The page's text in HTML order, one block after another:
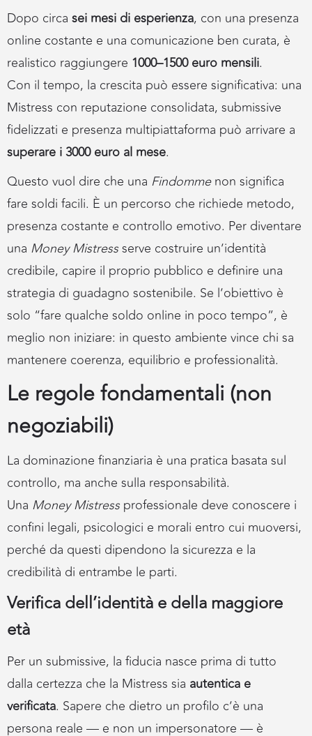
Dopo circa sei mesi di esperienza, con una presenza
online costante e una comunicazione ben curata, è
realistico raggiungere 1000–1500 euro mensili.
Con il tempo, la crescita può essere significativa: una
Mistress con reputazione consolidata, submissive
fidelizzati e presenza multipiattaforma può arrivare a
superare i 3000 euro al mese.
Questo vuol dire che una Findommenon significa
fare soldi facili. È un percorso che richiede metodo,
presenza costante e controllo emotivo. Per diventare
una Money Mistressserve costruire un’identità
credibile, capire il proprio pubblico e definire una
strategia di guadagno sostenibile. Se l’obiettivo è
solo “fare qualche soldo online in poco tempo”, è
meglio non iniziare: in questo ambiente vince chi sa
mantenere coerenza, equilibrio e professionalità.
Le regole fondamentali (non
negoziabili)
La dominazione finanziaria è una pratica basata sul
controllo, ma anche sulla responsabilità.
Una Money Mistress professionale deve conoscere i
confini legali, psicologici e morali entro cui muoversi,
perché da questi dipendono la sicurezza e la
credibilità di entrambe le parti.
Verifica dell’identità e della maggiore
età
Per un submissive, la fiducia nasce prima di tutto
dalla certezza che la Mistress sia autentica e
verificata. Sapere che dietro un profilo c’è una
persona reale — e non un impersonatore — è